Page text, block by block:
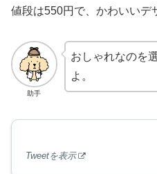
値段は550円で、かわいいデ
助手
おしゃれなのを
よ。
Tweetを表示